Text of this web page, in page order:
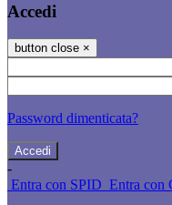
Accedi
button close ×
Password dimenticata?
-
Entra con SPID Entra con